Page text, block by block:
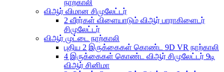
நாற்காலி
விஆர் விமான சிமுலேட்டர்
2 வீரர்கள் விளையாடும் விஆர் பாராகிளைடர்
சிமுலேட்டர்
விஆர் முட்டை நாற்காலி
புதிய 2 இருக்கைகள் கொண்ட 9D VR நாற்காலி
4 இருக்கைகள் கொண்ட விஆர் சிமுலேட்டர் 9டி
விஆர் சினிமா